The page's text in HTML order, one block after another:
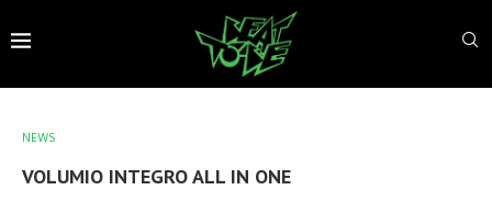
NEWS
VOLUMIO INTEGRO ALL IN ONE